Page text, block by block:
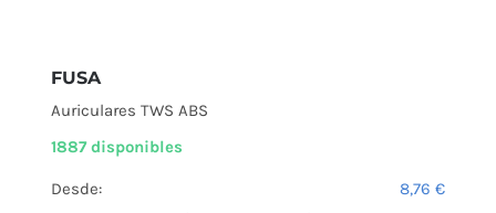
FUSA
Auriculares TWS ABS
1887 disponibles
Desde: 8,76 €